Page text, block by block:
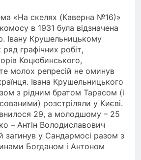
«На скелях (Каверна №16)»
в 1931 була відзначена
Івану Крушельницькому
графічних робіт,
Коцюбинського,
молох репресій не оминув
Івана Крушельницького
з рідним братом Тарасом (і
розстріляли у Києві.
29, а молодшому – 25
– Антін Володиславович
загинув у Сандармосі разом з
Богданом і Антоном